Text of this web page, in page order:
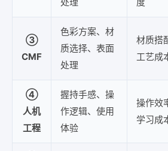
③
CMF
色彩方案、材
质选择、表面
处理
材质搭
工艺成
④
人机
工程
握持手感、操
作逻辑、使用
体验
操作效
学习成